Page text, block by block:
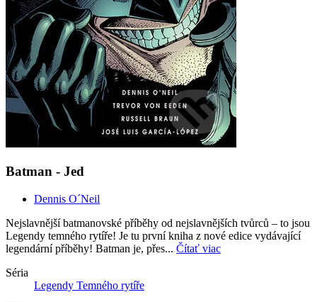
Batman - Jed
Dennis O´Neil
Nejslavnější batmanovské příběhy od nejslavnějších tvůrců – to jsou
Legendy temného rytíře! Je tu první kniha z nové edice vydávající
legendární příběhy! Batman je, přes... Čítať viac
Séria
Legendy Temného rytíře